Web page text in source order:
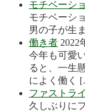
モチベーシ
モチベーシ
男の子が生
働き者 2022
今年も可愛
ると、一生
によく働く
ファストラ
久しぶりに